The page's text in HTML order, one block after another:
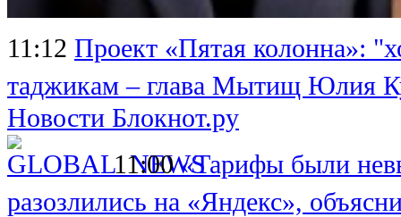
11:12 Проект «Пятая колонна»:
таджикам – глава Мытищ Юлия
Новости Блокнот.ру
11:00 «Тарифы были
разозлились на «Яндекс»,